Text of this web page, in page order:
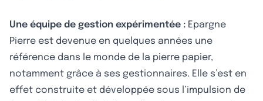
Une équipe de gestion expérimentée : Epargne
Pierre est devenue en quelques années une
référence dans le monde de la pierre papier,
notamment grâce à ses gestionnaires. Elle s’est en
effet construite et développée sous l’impulsion de